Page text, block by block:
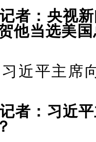
者：央视
他当选美
习近平主席
者：习近